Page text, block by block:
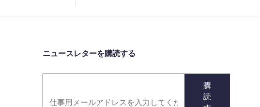
ニュースレターを購読する
購
読